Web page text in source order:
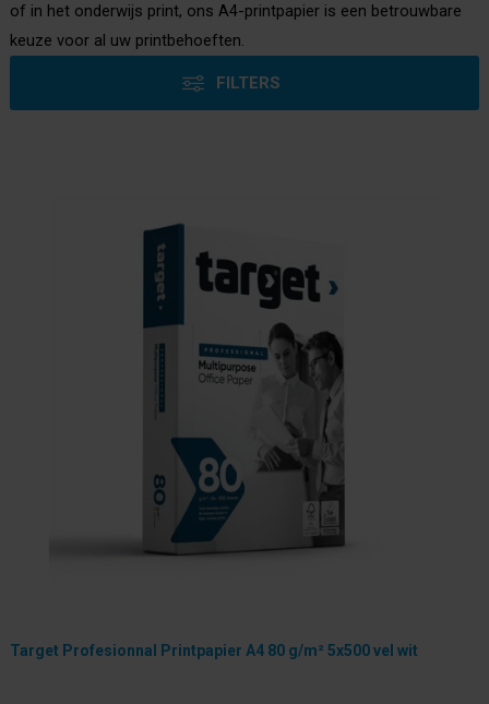
of in het onderwijs print, ons A4-printpapier is een betrouwbare
keuze voor al uw printbehoeften.
FILTERS
Target Profesionnal Printpapier A4 80 g/m² 5x500 vel wit